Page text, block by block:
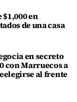
en
de una casa
en secreto
con Marruecos a
al frente